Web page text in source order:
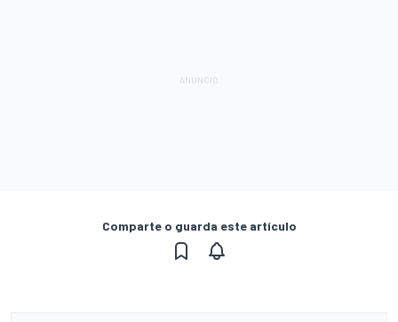
Comparte o guarda este artículo